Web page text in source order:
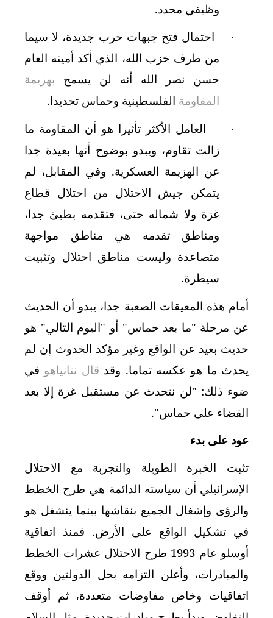
وظيفي محدد.
·
احتمال فتح جبهات حرب جديدة، لا سيما
من طرف حزب الله، الذي أكد أمينه العام
حسن نصر الله أنه لن يسمح بهزيمة
المقاومة الفلسطينية وحماس تحديدا.
·
العامل الأكثر تأثيرا هو أن المقاومة ما
زالت تقاوم، ويبدو بوضوح أنها بعيدة جدا
عن الهزيمة العسكرية. وفي المقابل، لم
يتمكن جيش الاحتلال من احتلال قطاع
غزة ولا شماله حتى، فتقدمه بطيئ جدا،
ومناطق تقدمه هي مناطق مواجهة
متصاعدة وليست مناطق احتلال وتثبيت
سيطرة.
أمام هذه المعيقات الصعبة جدا، يبدو أن الحديث
عن مرحلة "ما بعد حماس" أو "اليوم التالي" هو
حديث بعيد عن الواقع وغير مؤكد الحدوث إن لم
يحدث ما هو عكسه تماما. وقد قال نتانياهو في
ضوء ذلك: "لن نتحدث عن مستقبل غزة إلا بعد
القضاء على حماس"
.
عود على بدء
تثبت الخبرة الطويلة والتجربة مع الاحتلال
الإسرائيلي أن سياسته الدائمة هي طرح الخطط
والرؤى وإشغال الجميع بنقاشها بينما ينشغل هو
في تشكيل الواقع على الأرض. فمنذ اتفاقية
أوسلو عام 1993 طرح الاحتلال عشرات الخطط
والمبادرات، وأعلن التزامه بحل الدولتين ووقع
اتفاقيات وخاض مفاوضات متعددة، ثم أوقف